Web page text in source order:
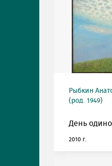
Рыбкин
(род. 1949)
День
2010 г.